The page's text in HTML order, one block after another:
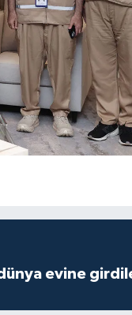
evine